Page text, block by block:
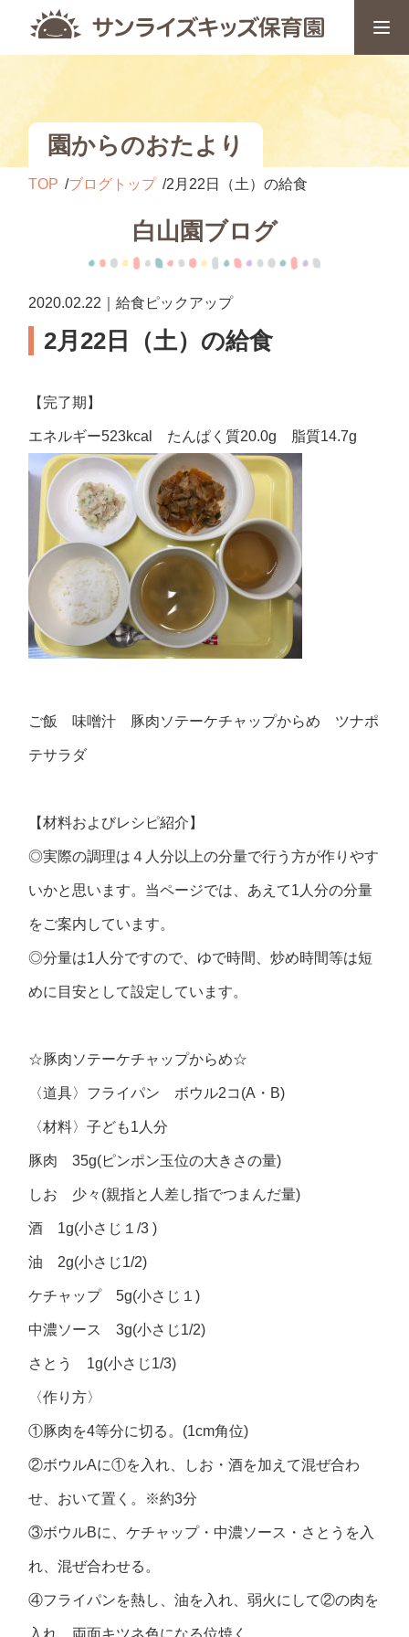
園からのおたより
TOP ブログトップ 2月22日（土）の給食
白山園ブログ
2020.02.22｜給食ピックアップ
2月22日（土）の給食
【完了期】
エネルギー523kcal たんぱく質20.0g 脂質14.7g
ご飯 味噌汁 豚肉ソテーケチャップからめ ツナポ
テサラダ
【材料およびレシピ紹介】
◎実際の調理は４人分以上の分量で行う方が作りやす
いかと思います。当ページでは、あえて1人分の分量
をご案内しています。
◎分量は1人分ですので、ゆで時間、炒め時間等は短
めに目安として設定しています。
☆豚肉ソテーケチャップからめ☆
〈道具〉フライパン ボウル2コ(A・B)
〈材料〉子ども1人分
豚肉 35g(ピンポン玉位の大きさの量)
しお 少々(親指と人差し指でつまんだ量)
酒 1g(小さじ１/3 )
油 2g(小さじ1/2)
ケチャップ 5g(小さじ１)
中濃ソース 3g(小さじ1/2)
さとう 1g(小さじ1/3)
〈作り方〉
①豚肉を4等分に切る。(1cm角位)
②ボウルAに①を入れ、しお・酒を加えて混ぜ合わ
せ、おいて置く。※約3分
③ボウルBに、ケチャップ・中濃ソース・さとうを入
れ、混ぜ合わせる。
④フライパンを熱し、油を入れ、弱火にして②の肉を
入れ、両面キツネ色になる位焼く。